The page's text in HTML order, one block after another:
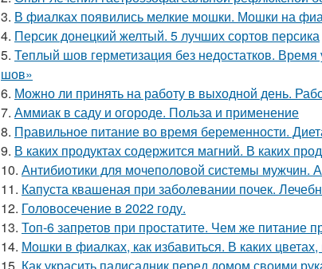
3. В фиалках появились мелкие мошки. Мошки на
4. Персик донецкий желтый. 5 лучших сортов персика
5. Теплый шов герметизация без недостатков.
шов»
6. Можно ли принять на работу в выходной день.
7. Аммиак в саду и огороде. Польза и применение
8. Правильное питание во время беременности.
9. В каких продуктах содержится магний. В каких
10. Антибиотики для мочеполовой системы мужчин.
11. Капуста квашеная при заболевании почек.
12. Головосечение в 2022 году.
13. Топ-6 запретов при простатите. Чем же питание
14. Мошки в фиалках, как избавиться. В каких